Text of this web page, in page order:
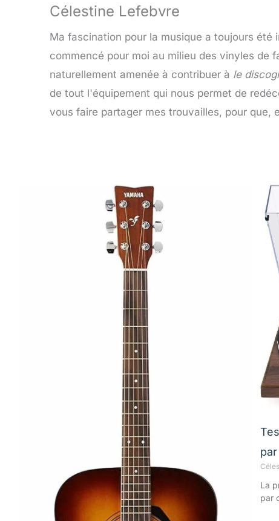
Célestine Lefebvre
Ma fascination pour la musique a toujours été
commencé pour moi au milieu des vinyles de
naturellement amenée à contribuer à le
de tout l'équipement qui nous permet de
vous faire partager mes trouvailles, pour que,
La
par